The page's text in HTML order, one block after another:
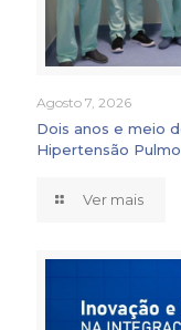
Agosto 7, 2026
Dois anos e meio
Hipertensão
Ver mais